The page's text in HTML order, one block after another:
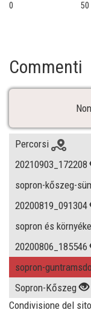
0 50
Commenti
Percorsi
20210903_172208
sopron-kőszeg-
20200819_091304
sopron és környéke
20200806_185546
sopron-
Sopron-Kőszeg
Condivisione del